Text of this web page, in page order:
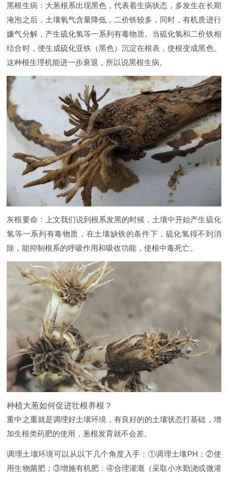
黑根生病：大葱根系出现黑色，代表着生病状态，多发生在长期
淹泡之后，土壤氧气含量降低，二价铁较多，同时，有机质进行
嫌气分解，产生硫化氢等一系列有毒物质。当硫化氢和二价铁相
结合时，便生成硫化亚铁（黑色）沉淀在根表，使根变成黑色。
这种根生理机能进一步衰退，所以说黑根生病。
灰根要命：上文我们说到根系发黑的时候，土壤中开始产生硫化
氢等一系列有毒物质，在土壤缺铁的条件下，硫化氢得不到消
除，能抑制根系的呼吸作用和吸收功能，使根中毒死亡。
种植大葱如何促进壮根养根？
重中之重就是调理好土壤环境，有良好的的土壤状态打基础，增
加生根类药肥的使用，葱根发育就不会差。
调理土壤环境可以从以下几个角度入手：①调理土壤PH；②使
用生物菌肥；③增施有机肥：④合理灌溉（采取小水勤浇或微灌